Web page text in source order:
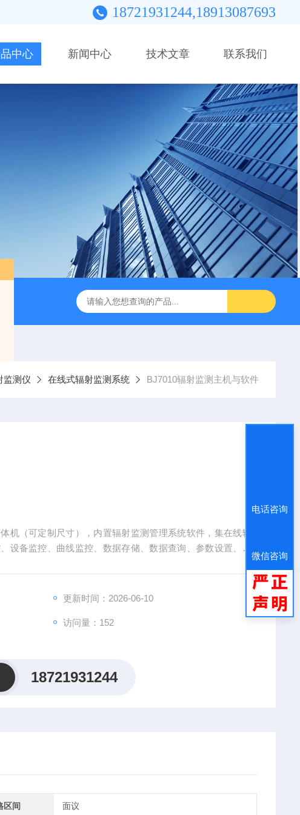
18721931244,18913087693
中心 新闻中心 技术文章 联系我们
闪仪实验分析设备 手持式背散射检查仪 中子个人剂量报警仪
监测仪 在线式辐射监测系统 BJ7010辐射监测主机与软件
机（可定制尺寸），内置辐射监测管理系统软件，集在线辐
设备监控、曲线监控、数据存储、数据查询、参数设置、报
更新时间：2026-06-10
访问量：152
18721931244
区间 面议
电话咨询
微信咨询